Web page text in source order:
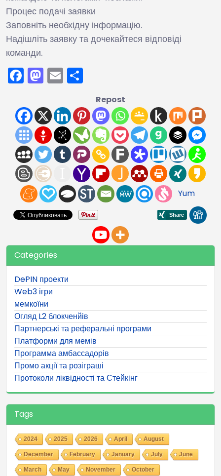
Процес подачі заявки
Заповніть необхідну інформацію.
Надішліть заявку та дочекайтеся відповіді
команди.
Facebook
Mastodon
Email
Repost
Yum
Categories
DePIN проекти
Web3 ігри
мемкоїни
Огляд L2 блокченйів
Партнерські та реферальні програми
Платформи для мемів
Программа амбассадорів
Промо акції та розіграші
Протоколи ліквідності та Стейкінг
Tags
2024 2025 2026 April August
December February January July June
March May November October